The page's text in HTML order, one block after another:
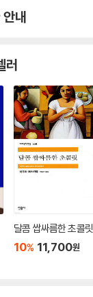
내
러
달콤 쌉싸름한 초콜릿
10% 11,700원